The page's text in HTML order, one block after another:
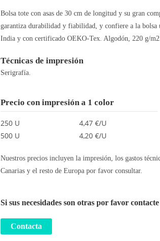
Bolsa tote con asas de 30 cm de longitud y su gran
garantiza durabilidad y fiabilidad, y confiere a la bolsa
India y con certificado OEKO-Tex. Algodón, 220 g/
Técnicas de impresión
Serigrafía.
Precio con impresión a 1 color
250 U
500 U
4,47 €/U
4,20 €/U
Nuestros precios incluyen la impresión, los gastos
Canarias y el resto de Europa por favor consultar.
Si sus necesidades son otras por favor